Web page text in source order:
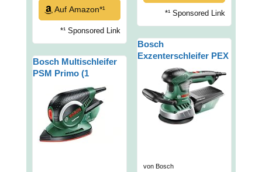
Auf Amazon*¹
*¹ Sponsored Link
Bosch Multischleifer
PSM Primo (1
Schleifpapier K 80,
Karton (50 W,
Schwingzahl 24.000
min-1, Schwingkreis-Ø
1,4 mm))
*¹ Sponsored Link
Bosch
Exzenterschleifer PEX
400 AE (370 Watt, im
Koffer)
von Bosch